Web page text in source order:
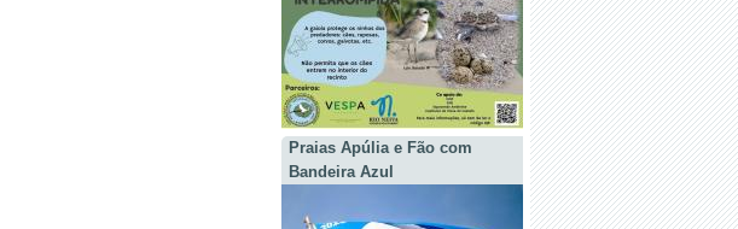
Praias Apúlia e Fão com
Bandeira Azul